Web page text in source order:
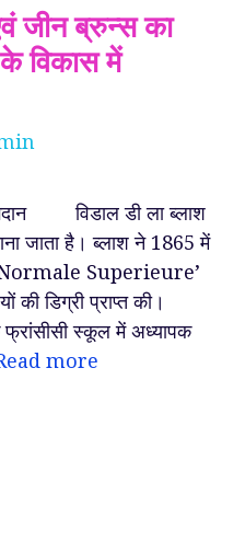
जीन ब्रुन्स का
के विकास में
विडाल डी ला ब्लाश
जाता है। ब्लाश ने 1865 में
Normale Superieure’
की डिग्री प्राप्त की।
स्कूल में अध्यापक
more